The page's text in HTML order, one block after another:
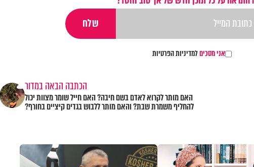
אני מסכיםלמדיניות הפרטיות
הכתבה הבאה במדור
האם מותר לקרוא לאדם בשם חיבה? האם חייל שומר מצוות יכול
להחליף משמרת שבת? והאם מותר ללבוש בגדים קיציים בחורף?